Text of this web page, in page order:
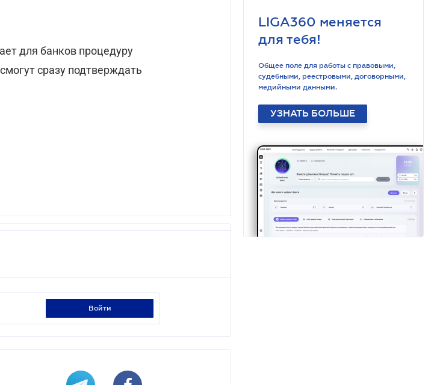
для банков процедуру
сразу подтверждать
войти
LIGA360 меняется
для тебя!
Общее поле для работы с правовыми,
судебными, реестровыми, договорными,
медийными данными.
УЗНАТЬ БОЛЬШЕ